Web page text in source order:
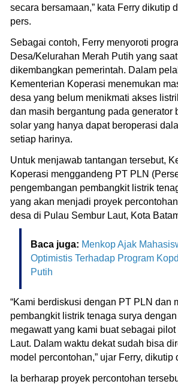
secara bersamaan,” kata Ferry dikutip
pers.
Sebagai contoh, Ferry menyoroti
Desa/Kelurahan Merah Putih yang
dikembangkan pemerintah. Dalam
Kementerian Koperasi menemukan
desa yang belum menikmati akses
dan masih bergantung pada generator
solar yang hanya dapat beroperasi
setiap harinya.
Untuk menjawab tantangan tersebut,
Koperasi menggandeng PT PLN
pengembangan pembangkit listrik
yang akan menjadi proyek
desa di Pulau Sembur Laut, Kota
Baca juga: Menkop Ajak
Optimistis Terhadap Program
Putih
“Kami berdiskusi dengan PT PLN dan
pembangkit listrik tenaga surya
megawatt yang kami buat sebagai
Laut. Dalam waktu dekat sudah bisa
model percontohan,” ujar Ferry, dikutip
Ia berharap proyek percontohan